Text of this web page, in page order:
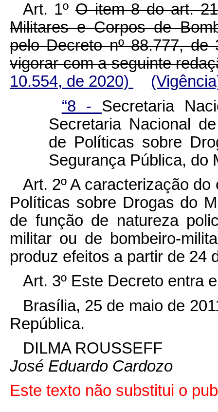
Art. 1ºO item 8 do art.
Militares e Corpos de
pelo Decreto nº 88.777,
vigorar com a seguinte
10.554, de 2020)
“8 - Secretaria
Secretaria Nacional
de Políticas sobre
Segurança Pública, do
Art. 2º A caracterização
Políticas sobre Drogas do
de função de natureza
militar ou de bombeiro-
produz efeitos a partir de 24
Art. 3º Este Decreto entra
Brasília, 25 de maio de
República.
DILMA ROUSSEFF
José Eduardo Cardozo
Este texto não substitui o